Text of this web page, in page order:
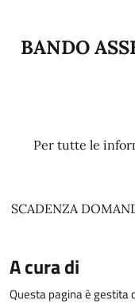
BANDO
Per tutte le
SCADENZA
A cura di
Questa pagina è gestita